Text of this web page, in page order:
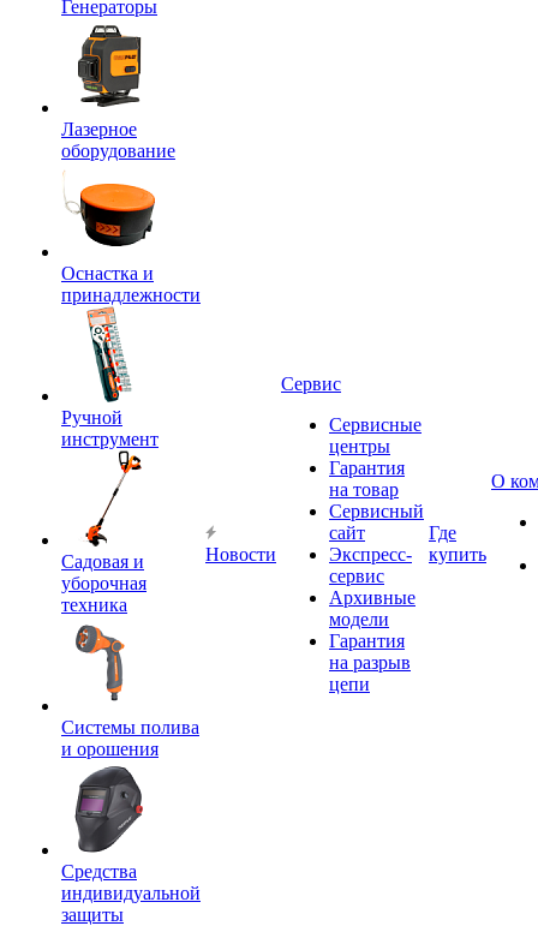
Генераторы
Лазерное
оборудование
Оснастка и
принадлежности
Ручной
инструмент
Садовая и
уборочная
техника
Системы полива
и орошения
Средства
индивидуальной
защиты
Новости
Сервис
Сервисные
центры
Гарантия
на товар
Сервисный
сайт
Экспресс-
сервис
Архивные
модели
Гарантия
на разрыв
цепи
Где
купить
О